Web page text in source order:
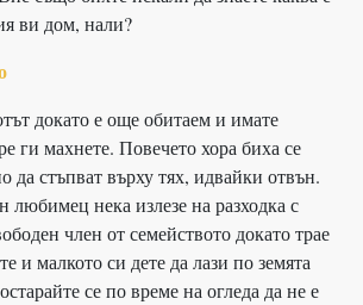
ви дом, нали?
докато е още обитаем и имате
ги махнете. Повечето хора биха се
да стъпват върху тях, идвайки отвън.
нека излезе на разходка с
член от семейството докато трае
и малкото си дете да лази по земята
се по време на огледа да не е